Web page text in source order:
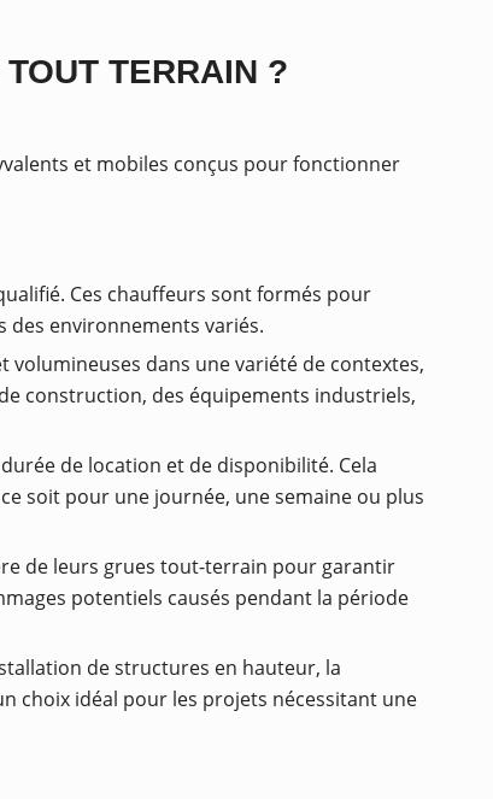
TERRAIN ?
et mobiles conçus pour fonctionner
Ces chauffeurs sont formés pour
environnements variés.
dans une variété de contextes,
construction, des équipements industriels,
de location et de disponibilité. Cela
soit pour une journée, une semaine ou plus
de leurs grues tout-terrain pour garantir
potentiels causés pendant la période
de structures en hauteur, la
choix idéal pour les projets nécessitant une